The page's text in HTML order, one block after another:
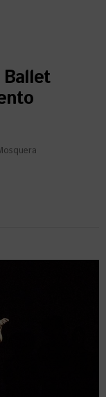
Ballet